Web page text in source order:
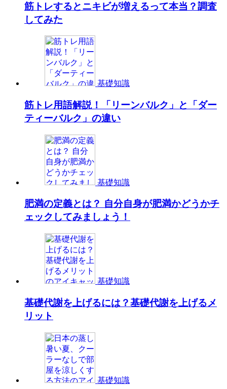
筋トレするとニキビが増えるって本当？調査
してみた
基礎知識
筋トレ用語解説！「リーンバルク」と「ダー
ティーバルク」の違い
基礎知識
肥満の定義とは？ 自分自身が肥満かどうかチ
ェックしてみましょう！
基礎知識
基礎代謝を上げるには？基礎代謝を上げるメ
リット
基礎知識